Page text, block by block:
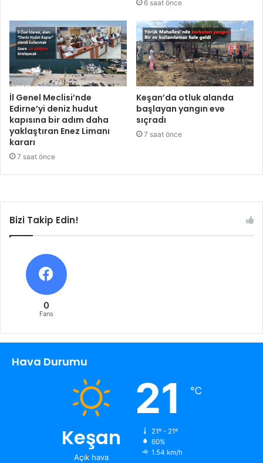
6 saat önce
İl Genel Meclisi’nde
Edirne’yi deniz hudut
kapısına bir adım daha
yaklaştıran Enez Limanı
kararı
7 saat önce
Keşan’da otluk alanda
başlayan yangın eve
sıçradı
7 saat önce
Bizi Takip Edin!
0
Fans
Hava Durumu
Keşan
Açık hava
21 ℃
21º - 21º
60%
1.54 km/h